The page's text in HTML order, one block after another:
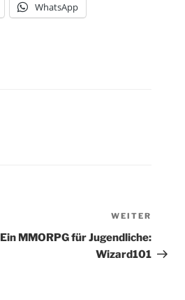
WhatsApp
Beitrag
WEITER
Ein MMORPG für Jugendliche:
Wizard101